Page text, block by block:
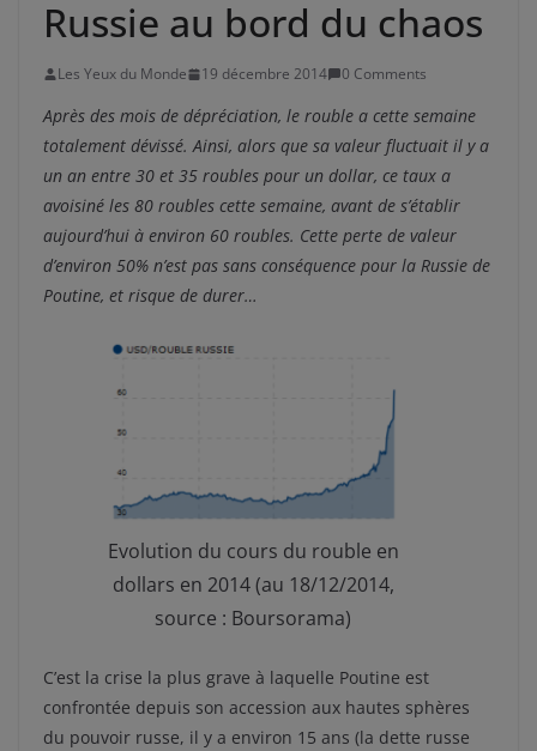
Russie au bord du chaos
Les Yeux du Monde 19 décembre 2014 0 Comments
Après des mois de dépréciation, le rouble a cette semaine
totalement dévissé. Ainsi, alors que sa valeur fluctuait il y a
un an entre 30 et 35 roubles pour un dollar, ce taux a
avoisiné les 80 roubles cette semaine, avant de s’établir
aujourd’hui à environ 60 roubles. Cette perte de valeur
d’environ 50% n’est pas sans conséquence pour la Russie de
Poutine, et risque de durer…
Evolution du cours du rouble en
dollars en 2014 (au 18/12/2014,
source : Boursorama)
C’est la crise la plus grave à laquelle Poutine est
confrontée depuis son accession aux hautes sphères
du pouvoir russe, il y a environ 15 ans (la dette russe